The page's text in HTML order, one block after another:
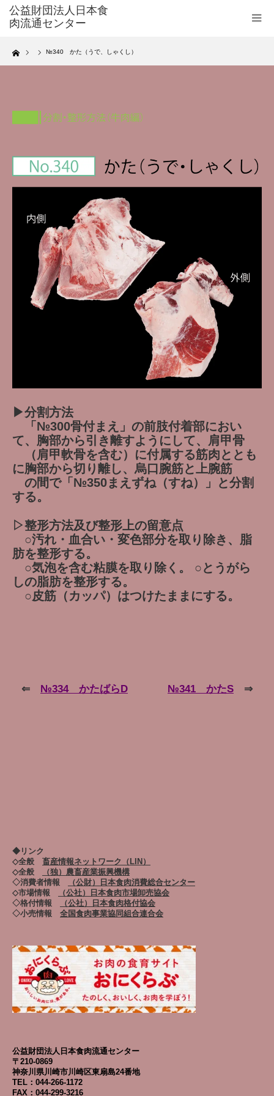
Home №340 かた（うで、しゃくし）
▶分割方法
「№300骨付まえ」の前肢付着部におい
て、胸部から引き離すようにして、肩甲骨
（肩甲軟骨を含む）に付属する筋肉ととも
に胸部から切り離し、烏口腕筋と上腕筋
の間で「№350まえずね（すね）」と分割
する。
▷整形方法及び整形上の留意点
○汚れ・血合い・変色部分を取り除き、脂
肪を整形する。
○気泡を含む粘膜を取り除く。 ○とうがら
しの脂肪を整形する。
○皮筋（カッパ）はつけたままにする。
⇐ №334 かたばらD №341 かたS ⇒
◆リンク
◇全般 畜産情報ネットワーク（LIN）
◇全般
（独）農畜産業振興機構
◇消費者情報
（公財）日本食肉消費総合センター
◇市場情報
（公社）日本食肉市場卸売協会
◇格付情報
（公社）日本食肉格付協会
◇小売情報 全国食肉事業協同組合連合会
公益財団法人日本食肉流通センター
〒210-0869
神奈川県川崎市川崎区東扇島24番地
TEL：044-266-1172
FAX：044-299-3216